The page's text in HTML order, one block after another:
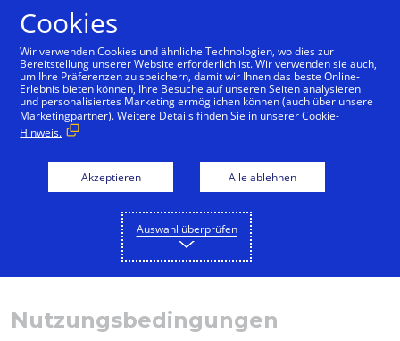
Deutsch
Nutzungsbedingungen
Cookies
Wir verwenden Cookies und ähnliche Technologien, wo dies zur
Bereitstellung unserer Website erforderlich ist. Wir verwenden sie auch,
um Ihre Präferenzen zu speichern, damit wir Ihnen das beste Online-
Erlebnis bieten können, Ihre Besuche auf unseren Seiten analysieren
und personalisiertes Marketing ermöglichen können (auch über unsere
Marketingpartner). Weitere Details finden Sie in unsererCookie-
Hinweis.
Akzeptieren Alle ablehnen
Auswahl überprüfen